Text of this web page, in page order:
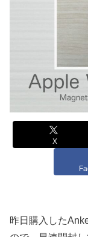
X
昨日購入した